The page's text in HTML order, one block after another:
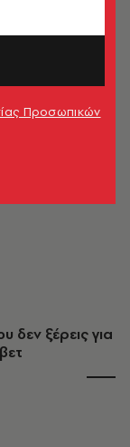
δεν ξέρεις για
Προσωπικών